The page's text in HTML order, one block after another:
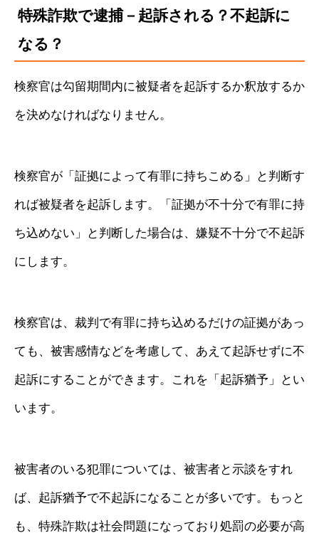
特殊詐欺で逮捕－起訴される？不起訴に
なる？
検察官は勾留期間内に被疑者を起訴するか釈放するか
を決めなければなりません。
検察官が「証拠によって有罪に持ちこめる」と判断す
れば被疑者を起訴します。「証拠が不十分で有罪に持
ち込めない」と判断した場合は、嫌疑不十分で不起訴
にします。
検察官は、裁判で有罪に持ち込めるだけの証拠があっ
ても、被害感情などを考慮して、あえて起訴せずに不
起訴にすることができます。これを「起訴猶予」とい
います。
被害者のいる犯罪については、被害者と示談をすれ
ば、起訴猶予で不起訴になることが多いです。もっと
も、特殊詐欺は社会問題になっており処罰の必要が高